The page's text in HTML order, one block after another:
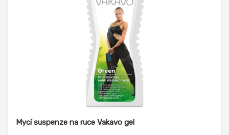
Mycí suspenze na ruce Vakavo gel